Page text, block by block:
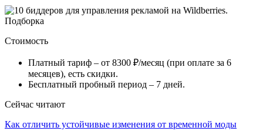
Стоимость
Платный тариф – от 8300 ₽/месяц (при оплате за 6
месяцев), есть скидки.
Бесплатный пробный период – 7 дней.
Сейчас читают
Как отличить устойчивые изменения от временной моды